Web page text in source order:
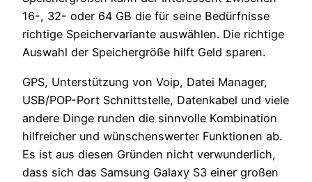
16-, 32- oder 64 GB die für seine Bedürfnisse
richtige Speichervariante auswählen. Die richtige
Auswahl der Speichergröße hilft Geld sparen.
GPS, Unterstützung von Voip, Datei Manager,
USB/POP-Port Schnittstelle, Datenkabel und viele
andere Dinge runden die sinnvolle Kombination
hilfreicher und wünschenswerter Funktionen ab.
Es ist aus diesen Gründen nicht verwunderlich,
dass sich das Samsung Galaxy S3 einer großen